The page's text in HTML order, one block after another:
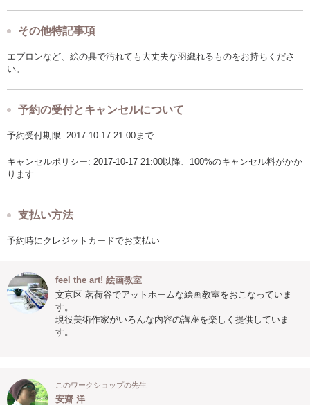
その他特記事項
エプロンなど、絵の具で汚れても大丈夫な羽織れるものをお持ちくださ
い。
予約の受付とキャンセルについて
予約受付期限: 2017-10-17 21:00まで
キャンセルポリシー: 2017-10-17 21:00以降、100%のキャンセル料がかか
ります
支払い方法
予約時にクレジットカードでお支払い
feel the art! 絵画教室
文京区 茗荷谷でアットホームな絵画教室をおこなっていま
す。
現役美術作家がいろんな内容の講座を楽しく提供していま
す。
このワークショップの先生
安齋 洋